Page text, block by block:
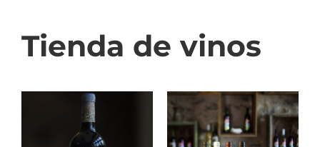
Tienda de vinos